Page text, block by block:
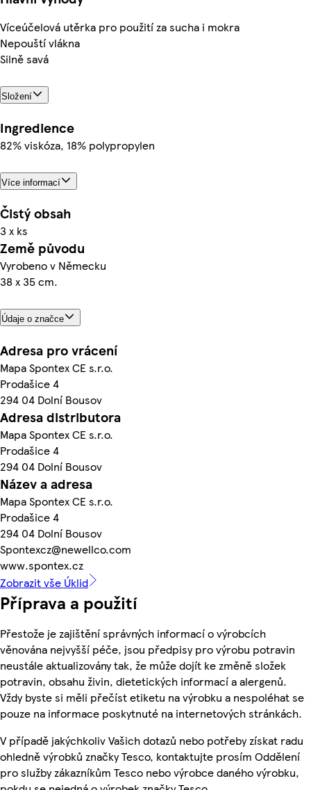
Víceúčelová utěrka pro použití za sucha i mokra
Nepouští vlákna
Silně savá
Složení
Ingredience
82% viskóza, 18% polypropylen
Více informací
Čistý obsah
3 x ks
Země původu
Vyrobeno v Německu
38 x 35 cm.
Údaje o značce
Adresa pro vrácení
Mapa Spontex CE s.r.o.
Prodašice 4
294 04 Dolní Bousov
Adresa distributora
Mapa Spontex CE s.r.o.
Prodašice 4
294 04 Dolní Bousov
Název a adresa
Mapa Spontex CE s.r.o.
Prodašice 4
294 04 Dolní Bousov
Spontexcz@newellco.com
www.spontex.cz
Zobrazit vše Úklid
Příprava a použití
Přestože je zajištění správných informací o výrobcích
věnována nejvyšší péče, jsou předpisy pro výrobu potravin
neustále aktualizovány tak, že může dojít ke změně složek
potravin, obsahu živin, dietetických informací a alergenů.
Vždy byste si měli přečíst etiketu na výrobku a nespoléhat se
pouze na informace poskytnuté na internetových stránkách.
V případě jakýchkoliv Vašich dotazů nebo potřeby získat radu
ohledně výrobků značky Tesco, kontaktujte prosím Oddělení
pro služby zákazníkům Tesco nebo výrobce daného výrobku,